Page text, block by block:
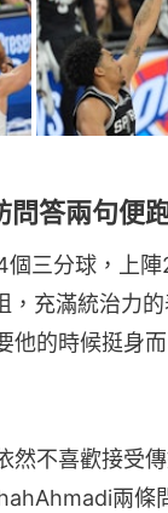
問答兩句便
三分球，上
充滿統治力
他的時候挺身
然不喜歡接受
兩條